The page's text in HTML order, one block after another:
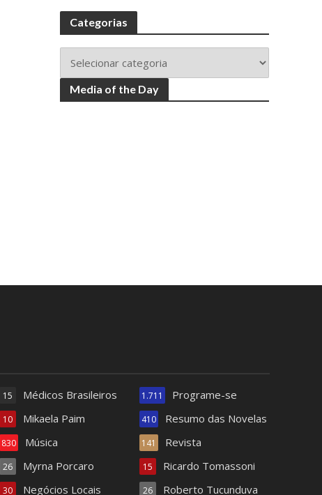
Categorias
Media of the Day
Médicos Brasileiros
15
Mikaela Paim
10
Música
830
Myrna Porcaro
26
Negócios Locais
30
Programe-se
1.711
Resumo das Novelas
410
Revista
141
Ricardo Tomassoni
15
Roberto Tucunduva
26